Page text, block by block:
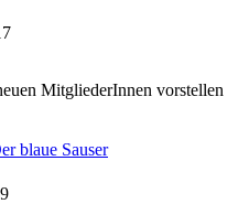
MitgliederInnen vorstellen
blaue Sauser